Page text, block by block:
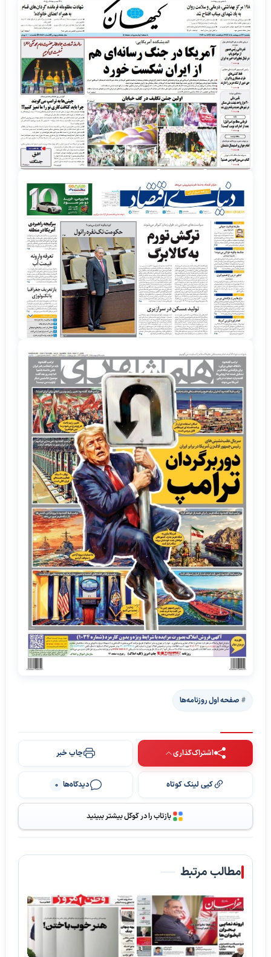
صفحه اول روزنامه‌ها
اشتراک‌گذاری چاپ خبر
کپی لینک کوتاه دیدگاه‌ها 0
بازتاب را در گوگل بیشتر ببینید
مطالب مرتبط